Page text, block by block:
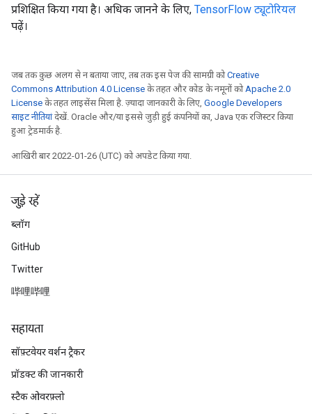
प्रशिक्षित किया गया है। अधिक जानने के लिए, TensorFlow ट्यूटोरियल
पढ़ें।
जब तक कुछ अलग से न बताया जाए, तब तक इस पेज की सामग्री कोCreative
Commons Attribution 4.0 License के तहत और कोड के नमूनों कोApache 2.0
License के तहत लाइसेंस मिला है. ज़्यादा जानकारी के लिए, Google Developers
साइट नीतियांदेखें. Oracle और/या इससे जुड़ी हुई कंपनियों का, Java एक रजिस्टर किया
हुआ ट्रेडमार्क है.
आखिरी बार 2022-01-26 (UTC) को अपडेट किया गया.
जुड़े रहें
ब्लॉग
GitHub
Twitter
哔哩哔哩
सहायता
सॉफ़्टवेयर वर्शन ट्रैकर
प्रॉडक्ट की जानकारी
स्टैक ओवरफ़्लो